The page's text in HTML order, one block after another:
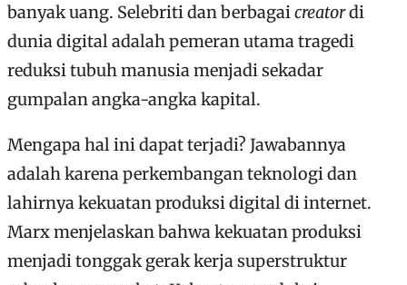
banyak uang. Selebriti dan berbagaicreatordi
dunia digital adalah pemeran utama tragedi
reduksi tubuh manusia menjadi sekadar
gumpalan angka-angka kapital.
Mengapa hal ini dapat terjadi? Jawabannya
adalah karena perkembangan teknologi dan
lahirnya kekuatan produksi digital di internet.
Marx menjelaskan bahwa kekuatan produksi
menjadi tonggak gerak kerja superstruktur